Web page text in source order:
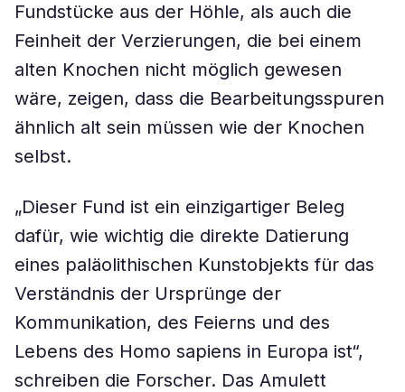
Fundstücke aus der Höhle, als auch die
Feinheit der Verzierungen, die bei einem
alten Knochen nicht möglich gewesen
wäre, zeigen, dass die Bearbeitungsspuren
ähnlich alt sein müssen wie der Knochen
selbst.
„Dieser Fund ist ein einzigartiger Beleg
dafür, wie wichtig die direkte Datierung
eines paläolithischen Kunstobjekts für das
Verständnis der Ursprünge der
Kommunikation, des Feierns und des
Lebens des Homo sapiens in Europa ist“,
schreiben die Forscher. Das Amulett